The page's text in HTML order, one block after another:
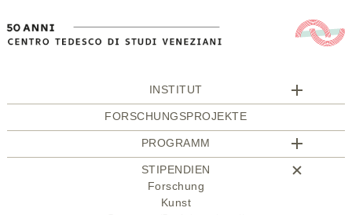
INSTITUT
FORSCHUNGSPROJEKTE
PROGRAMM
STIPENDIEN
Forschung
Kunst